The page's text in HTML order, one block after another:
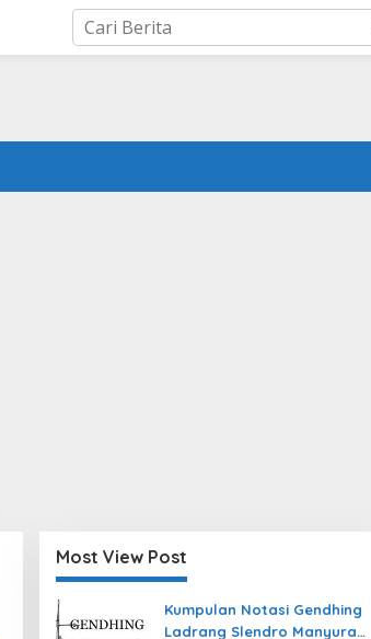
Most View Post
Kumpulan Notasi Gendhing
Ladrang Slendro Manyura